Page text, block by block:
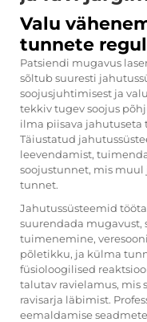
Valu
tunnete
Patsiendi mugavus
sõltub suuresti
soojusjuhtimisest ja
tekkiv tugev soojus
ilma piisava jahutuseta
Täiustatud
leevendamist,
soojustunnet, mis
tunnet.
Jahutussüsteemid
suurendada mugavust,
tuimenemine,
põletikku, ja külma
füsioloogilised
talutav ravielamus, mis
ravisarja läbimist.
eemaldamise